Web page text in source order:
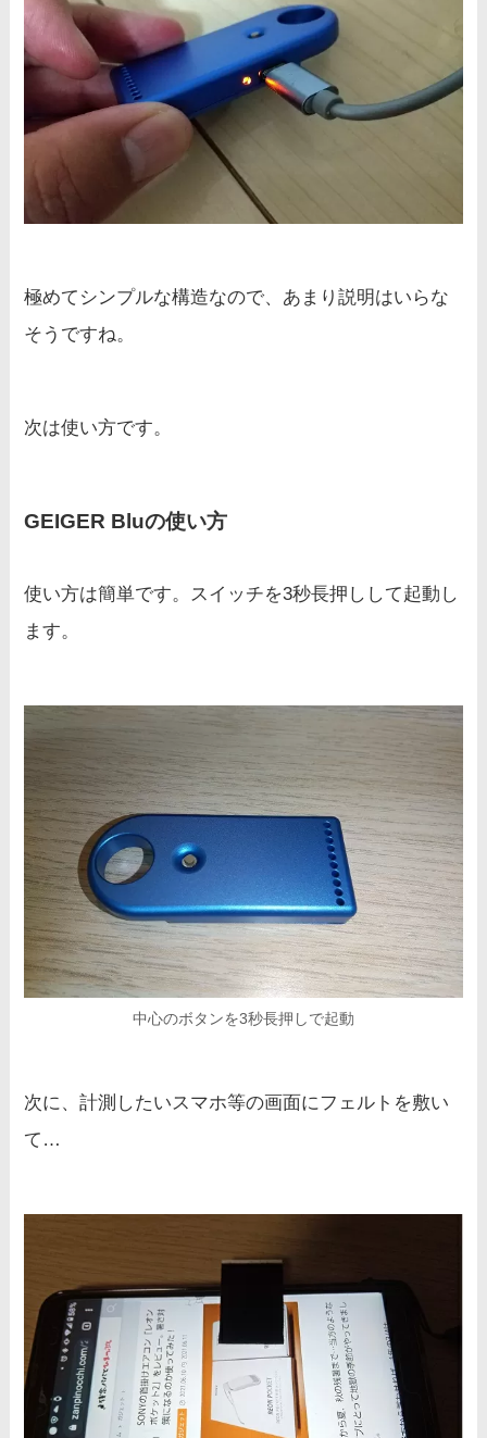
極めてシンプルな構造なので、あまり説明はいらな
そうですね。
次は使い方です。
GEIGER Bluの使い方
使い方は簡単です。スイッチを3秒長押しして起動し
ます。
中心のボタンを3秒長押しで起動
次に、計測したいスマホ等の画面にフェルトを敷い
て…